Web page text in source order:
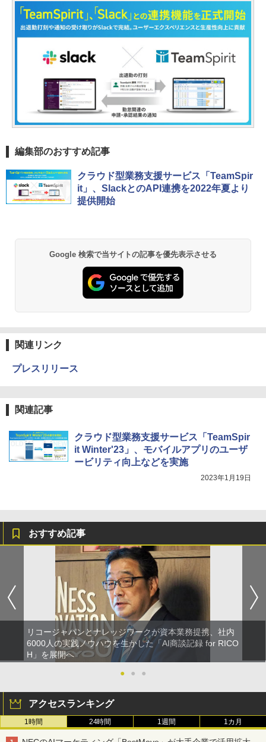
編集部のおすすめ記事
クラウド型業務支援サービス「TeamSpir
it」、SlackとのAPI連携を2022年夏より
提供開始
Google 検索で当サイトの記事を優先表示させる
関連リンク
プレスリリース
関連記事
クラウド型業務支援サービス「TeamSpir
it Winter'23」、モバイルアプリのユーザ
ービリティ向上などを実施
2023年1月19日
おすすめ記事
リコージャパンとナレッジワークが資本業務提携、社内
6000人の実践ノウハウを生かした「AI商談記録 for RICO
H」を展開へ
●
● ●
アクセスランキング
1時間 24時間 1週間 1カ月